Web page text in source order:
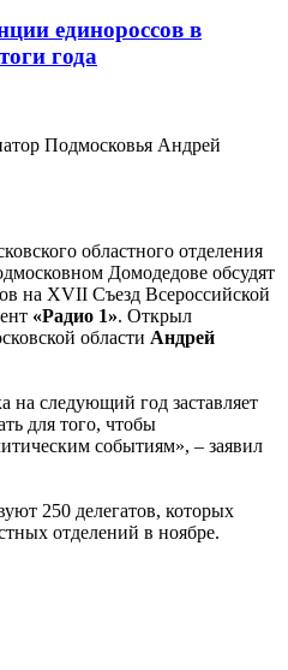
единороссов в
года
Подмосковья Андрей
областного отделения
Домодедове обсудят
на XVII Съезд Всероссийской
«Радио 1». Открыл
области Андрей
на следующий год заставляет
для того, чтобы
событиям», – заявил
250 делегатов, которых
отделений в ноябре.